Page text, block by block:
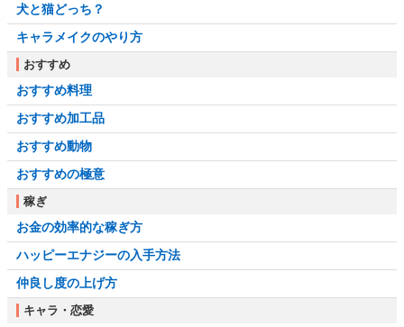
犬と猫どっち？
キャラメイクのやり方
おすすめ
おすすめ料理
おすすめ加工品
おすすめ動物
おすすめの極意
稼ぎ
お金の効率的な稼ぎ方
ハッピーエナジーの入手方法
仲良し度の上げ方
キャラ・恋愛